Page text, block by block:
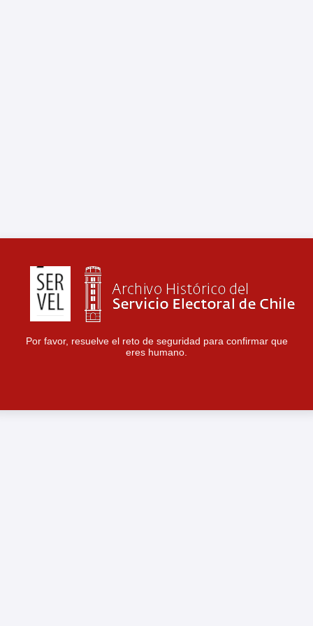
Por favor, resuelve el reto de seguridad para confirmar que
eres humano.